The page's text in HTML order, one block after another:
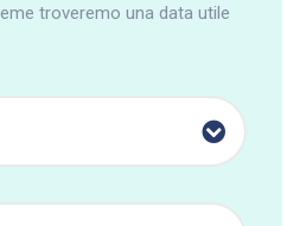
troveremo una data utile